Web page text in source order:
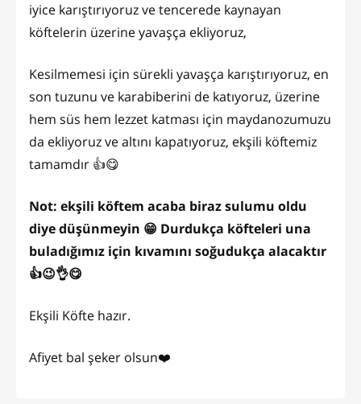
iyice karıştırıyoruz ve tencerede kaynayan
köftelerin üzerine yavaşça ekliyoruz,
Kesilmemesi için sürekli yavaşça karıştırıyoruz, en
son tuzunu ve karabiberini de katıyoruz, üzerine
hem süs hem lezzet katması için maydanozumuzu
da ekliyoruz ve altını kapatıyoruz, ekşili köftemiz
tamamdır 👍😋
Not: ekşili köftem acaba biraz sulumu oldu
diye düşünmeyin 😁 Durdukça köfteleri una
buladığımız için kıvamını soğudukça alacaktır
👍😉👌😋
Ekşili Köfte hazır.
Afiyet bal şeker olsun❤️